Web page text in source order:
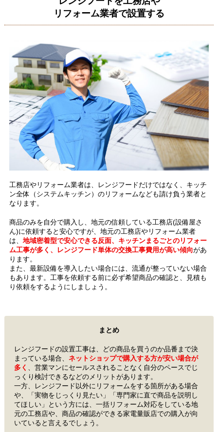
リフォーム業者で設置する
工務店やリフォーム業者は、レンジフードだけではなく、キッチ
ン全体（システムキッチン）のリフォームなども請け負う業者と
なります。
商品のみを自分で購入し、地元の信頼している工務店(設備屋さ
ん)に依頼すると安心ですが、地元の工務店やリフォーム業者
は、 地域密着型で安心できる反面、キッチンまるごとのリフォー
ム工事が多く、レンジフード単体の交換工事費用が高い傾向があ
ります。
また、最新設備を導入したい場合には、流通が整っていない場合
もあります。工事を依頼する前に必ず希望商品の確認と、見積も
り依頼をするようにしましょう。
まとめ
レンジフードの設置工事は、どの商品を買うのか品番まで決
まっている場合、 ネットショップで購入する方が安い場合が
多く 、営業マンにセールスされることなく自分のペースでじ
っくり検討できるなどのメリットがあります。
一方、レンジフード以外にリフォームをする箇所がある場合
や、「実物をじっくり見たい」「専門家に直で商品を説明し
てほしい」という方には、一括リフォーム対応をしている地
元の工務店や、商品の確認ができる家電量販店での購入が向
いていると言えるでしょう。